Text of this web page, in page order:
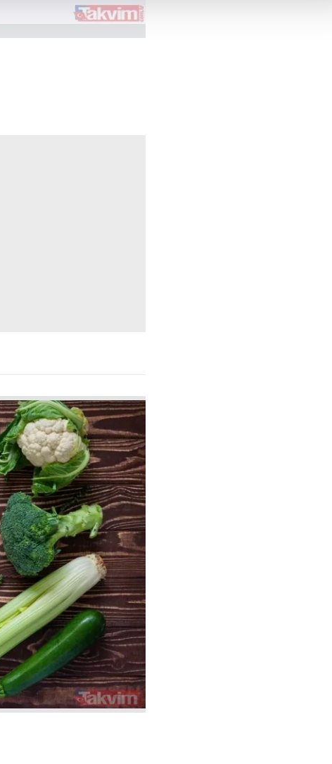
olup gerekli olan çerezler bilgi toplumu hizmetlerinin sunulması
işlevsel kılınması ve kişiselleştirilmesi ve sizlere yönelik
olarak açık rızanız dahilinde kullanılacaktır.
belirleyebilirsiniz. Çerezlere ilişkin detaylı bilgi için Ayarlar